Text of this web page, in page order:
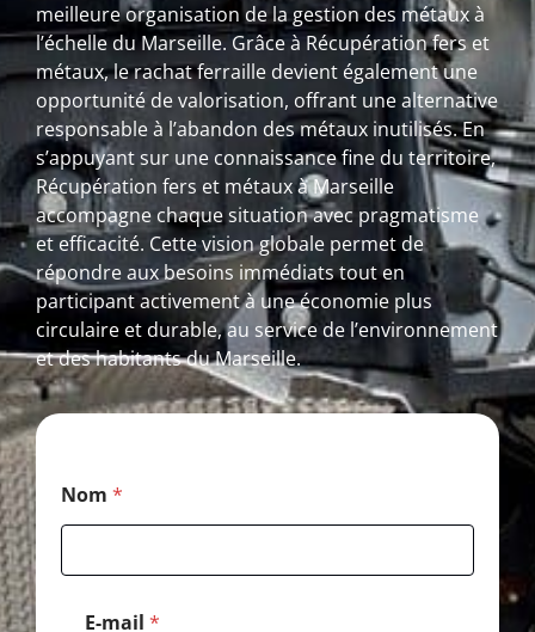
meilleure organisation de la gestion des métaux à
l’échelle du Marseille. Grâce à Récupération fers et
métaux, le rachat ferraille devient également une
opportunité de valorisation, offrant une alternative
responsable à l’abandon des métaux inutilisés. En
s’appuyant sur une connaissance fine du territoire,
Récupération fers et métaux à Marseille
accompagne chaque situation avec pragmatisme
et efficacité. Cette vision globale permet de
répondre aux besoins immédiats tout en
participant activement à une économie plus
circulaire et durable, au service de l’environnement
et des habitants du Marseille.
o
d
T
Nom *
E-mail *